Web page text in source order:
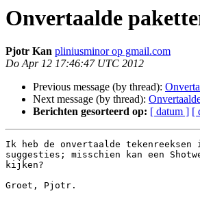
Onvertaalde
Pjotr Kan pliniusminor op gmail.com
Do Apr 12 17:46:47 UTC 2012
Previous message (by thread):
Next message (by thread):
Berichten gesorteerd op: [ datum ] [
Ik heb de onvertaalde
suggesties; misschien kan een
kijken?
Groet, Pjotr.